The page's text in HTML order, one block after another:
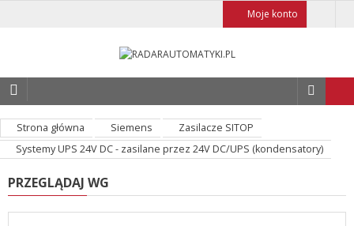
Moje konto
Strona główna Siemens
Zasilacze SITOP
Systemy UPS 24V DC - zasilane przez 24V DC/UPS (kondensatory)
PRZEGLĄDAJ WG